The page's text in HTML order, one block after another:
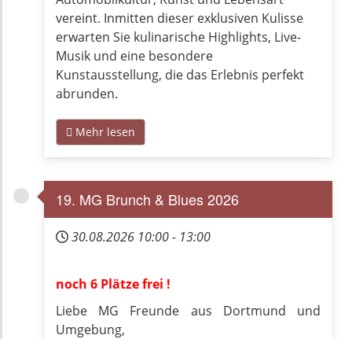
vereint. Inmitten dieser exklusiven Kulisse
erwarten Sie kulinarische Highlights, Live-
Musik und eine besondere
Kunstausstellung, die das Erlebnis perfekt
abrunden.
Mehr lesen
19. MG Brunch & Blues 2026
30.08.2026 10:00- 13:00
noch 6 Plätze frei !
Liebe MG Freunde aus Dortmund und
Umgebung,